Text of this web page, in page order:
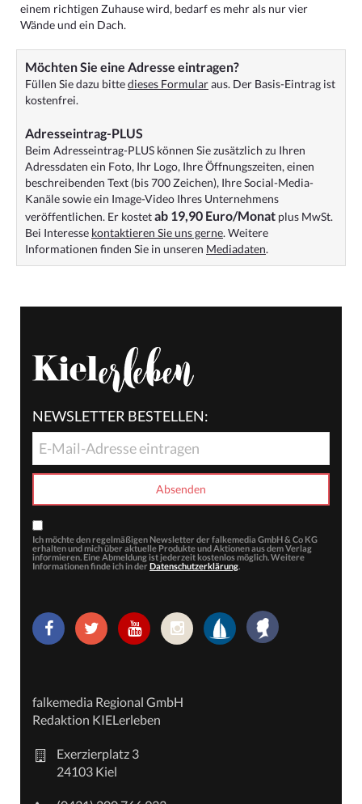
einem richtigen Zuhause wird, bedarf es mehr als nur vier
Wände und ein Dach.
Möchten Sie eine Adresse eintragen?
Füllen Sie dazu bittedieses Formularaus. Der Basis-Eintrag ist
kostenfrei.
Adresseintrag-PLUS
Beim Adresseintrag-PLUS können Sie zusätzlich zu Ihren
Adressdaten ein Foto, Ihr Logo, Ihre Öffnungszeiten, einen
beschreibenden Text (bis 700 Zeichen), Ihre Social-Media-
Kanäle sowie ein Image-Video Ihres Unternehmens
veröffentlichen. Er kostetab 19,90 Euro/Monat plus MwSt.
Bei Interesse kontaktieren Sie uns gerne. Weitere
Informationen finden Sie in unseren Mediadaten.
NEWSLETTER BESTELLEN:
Ich möchte den regelmäßigen Newsletter der falkemedia GmbH & Co KG
erhalten und mich über aktuelle Produkte und Aktionen aus dem Verlag
informieren. Eine Abmeldung ist jederzeit kostenlos möglich. Weitere
Informationen finde ich in der Datenschutzerklärung.
falkemedia Regional GmbH
Redaktion KIELerleben
Exerzierplatz 3
24103 Kiel